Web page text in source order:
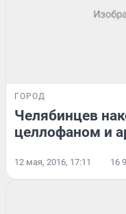
ГОРОД
Челябинцев
целлофаном и
12 мая, 2016, 17:11 16